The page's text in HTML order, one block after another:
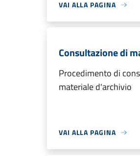
VAI ALLA PAGINA
Consultazione di
Procedimento di
materiale d'archivio
VAI ALLA PAGINA